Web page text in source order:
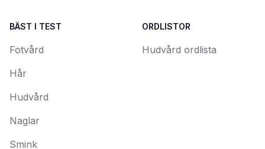
BÄST I TEST
Fotvård
Hår
Hudvård
Naglar
Smink
ORDLISTOR
Hudvård ordlista